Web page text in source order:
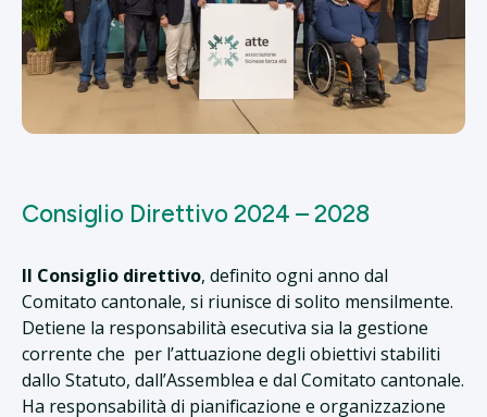
Consiglio Direttivo 2024 – 2028
Il Consiglio direttivo, definito ogni anno dal
Comitato cantonale, si riunisce di solito mensilmente.
Detiene la responsabilità esecutiva sia la gestione
corrente che per l’attuazione degli obiettivi stabiliti
dallo Statuto, dall’Assemblea e dal Comitato cantonale.
Ha responsabilità di pianificazione e organizzazione